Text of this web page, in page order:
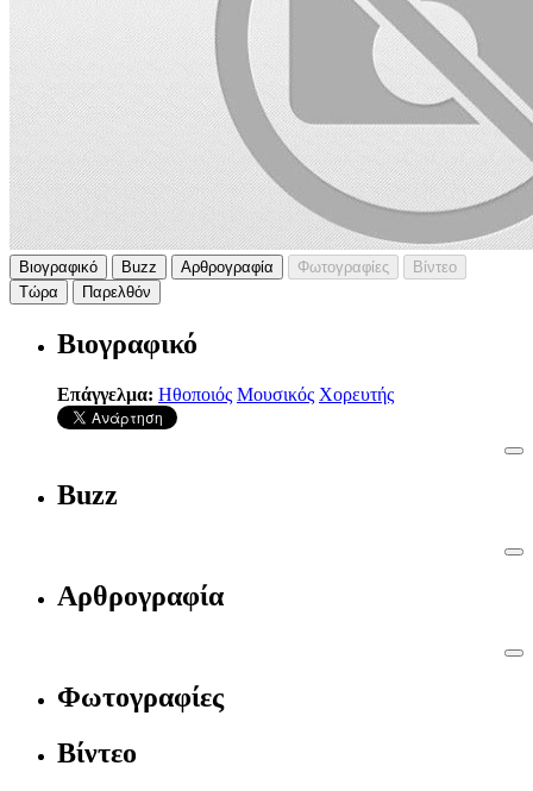
Βιογραφικό Buzz Αρθρογραφία Φωτογραφίες
Βίντεο
Τώρα
Παρελθόν
Βιογραφικό
Επάγγελμα: Ηθοποιός Μουσικός Χορευτής
Buzz
Αρθρογραφία
Φωτογραφίες
Βίντεο